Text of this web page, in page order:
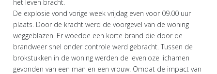
het leven bracht.
De explosie vond vorige week vrijdag even voor 09.00 uur
plaats. Door de kracht werd de voorgevel van de woning
weggeblazen. Er woedde een korte brand die door de
brandweer snel onder controle werd gebracht. Tussen de
brokstukken in de woning werden de levenloze lichamen
gevonden van een man en een vrouw. Omdat de impact van